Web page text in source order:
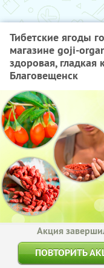
Тибетские ягоды
магазине goji-
здоровая, гладкая
Благовещенск
Акция
ПОВТОРИТЬ